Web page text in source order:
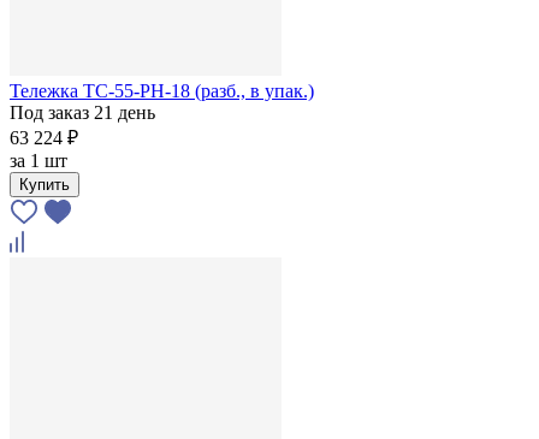
Тележка ТС-55-РН-18 (разб., в упак.)
Под заказ 21 день
63 224 ₽
за 1 шт
Купить